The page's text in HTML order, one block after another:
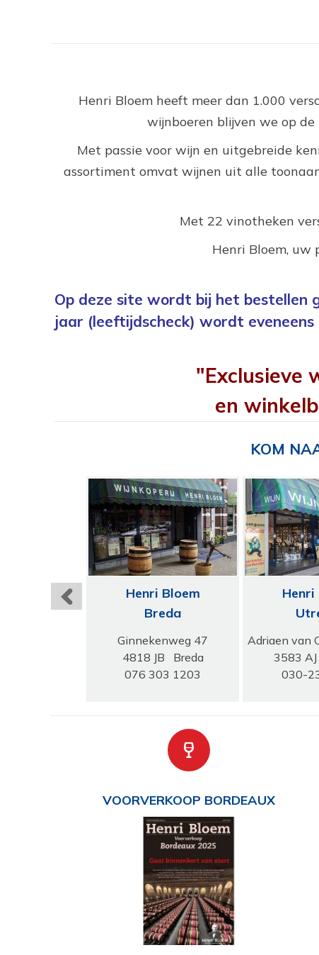
Henri Bloem heeft meer dan 1.000
wijnboeren blijven we op
Met passie voor wijn en uitgebreide
assortiment omvat wijnen uit alle
Met 22 vinotheken
Henri Bloem, uw
Op deze site wordt bij het bestellen
jaar (leeftijdscheck) wordt
"Exclusieve
en
KOM
Henri Bloem
Breda
Ginnekenweg 47
4818 JB Breda
076 303 1203
Henri
Adriaen van
3583
030-
VOORVERKOOP BORDEAUX